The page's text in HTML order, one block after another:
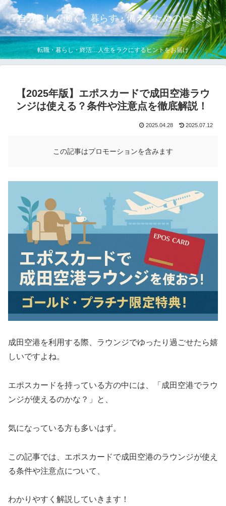
自分らしく働く・暮らす・備えるためのヒント
転職・暮らし・終活…人生をラクにするヒントをお届け
【2025年版】エポスカードで成田空港ラウ
ンジは使える？条件や注意点を徹底解説！
2025.04.28 2025.07.12
この記事はプロモーションを含みます
成田空港を利用する際、ラウンジでゆったり過ごせたら嬉
しいですよね。
エポスカードを持っている方の中には、「成田空港でラウ
ンジが使えるのかな？」と、
気になっている方も多いはず。
この記事では、エポスカードで成田空港のラウンジが使え
る条件や注意点について、
わかりやすく解説していきます！